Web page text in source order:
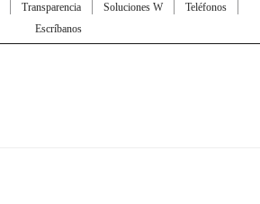
Transparencia Soluciones W
Teléfonos
Escríbanos